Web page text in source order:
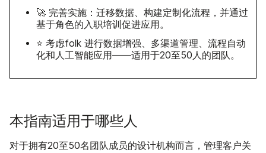
🚀 完善实施：迁移数据、构建定制化流程，并通过
基于角色的入职培训促进应用。
⭐ 考虑folk 进行数据增强、多渠道管理、流程自动
化和人工智能应用——适用于20至50人的团队。
本指南适用于哪些人
对于拥有20至50名团队成员的设计机构而言，管理客户关